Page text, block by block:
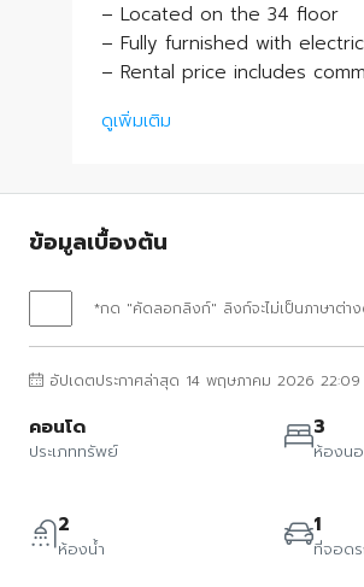
– Located on the 34 floor
– Fully furnished with
– Rental price includes
ดูเพิ่มเติม
ข้อมูลเบื้องต้น
*กด "คัดลอกลิงก์" ลิงก์จะไม่เป็นภาษาต่า
อัปเดตประกาศล่าสุด 14 พฤษภาคม 2026
คอนโด
ประเภททรัพย์
3
ห้องน
2
ห้องน้ำ
1
ที่จอด